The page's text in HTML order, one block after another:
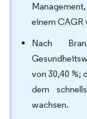
einem CAGR
Nach
von 30,40 %;
dem
wachsen.